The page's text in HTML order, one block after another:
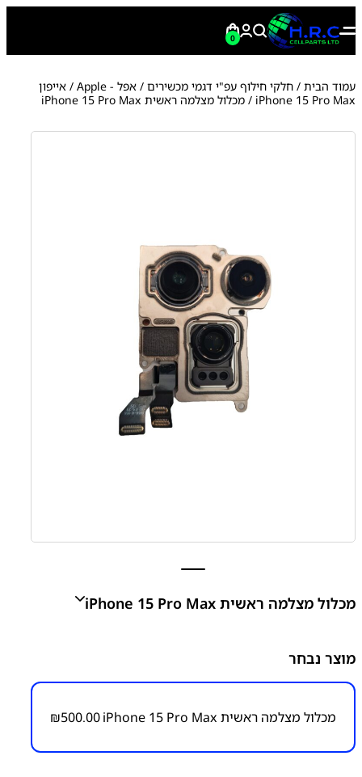
0
עמוד הבית / חלקי חילוף עפ"י דגמי מכשירים / אפל - Apple / אייפון
iPhone 15 Pro Max / מכלול מצלמה ראשית iPhone 15 Pro Max
מכלול מצלמה ראשית iPhone 15 Pro Max
₪500.00
מק״ט:6300000017
קטגוריות:
מוצר נבחר
מכלול מצלמה ראשית iPhone 15 Pro Max ₪500.00